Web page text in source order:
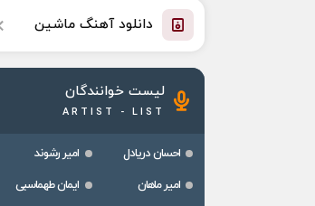
دانلود آهنگ ماشین
لیست خوانندگان
ARTIST - LIST
احسان دریادل
امیر رشوند
امیر ماهان
ایمان طهماسبی